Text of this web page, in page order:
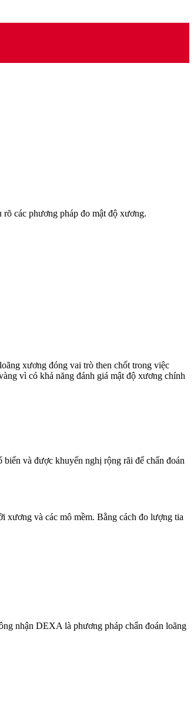
các phương pháp đo mật độ xương.
xương đóng vai trò then chốt trong việc
vì có khả năng đánh giá mật độ xương chính
và được khuyến nghị rộng rãi để chẩn đoán
xương và các mô mềm. Bằng cách đo lượng tia
nhận DEXA là phương pháp chẩn đoán loãng